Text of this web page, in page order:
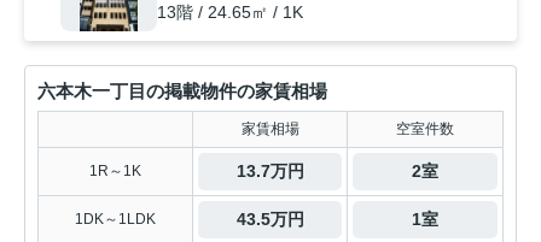
13階 / 24.65㎡ / 1K
六本木一丁目の掲載物件の家賃相場
家賃相場 空室件数
1R～1K 13.7万円 2室
1DK～1LDK 43.5万円 1室